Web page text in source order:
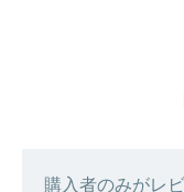
購入者のみがレ